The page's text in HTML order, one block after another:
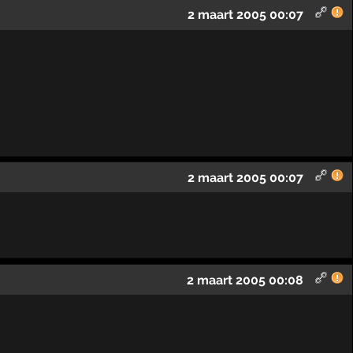
2 maart 2005 00:07
2 maart 2005 00:07
2 maart 2005 00:08